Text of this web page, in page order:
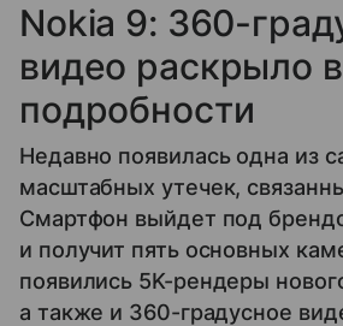
Nokia 9: 360-
видео раскрыло
подробности
Недавно появилась одна из
масштабных утечек,
Смартфон выйдет под
и получит пять основных
появились 5K-рендеры
а также и 360-градусное